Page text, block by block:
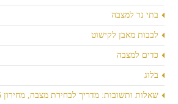
בתי נר למצבה
לבבות מאבן לקישוט
כדים למצבה
בלוג
שאלות ותשובות: מדריך לבחירת מצבה, מחירון 2026 וסוגי אבנים